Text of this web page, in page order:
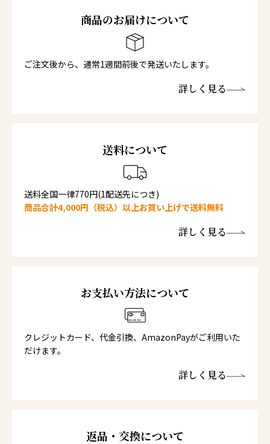
商品のお届けについて
ご注文後から、通常1週間前後で発送いたします。
詳しく見る
送料について
送料全国一律770円(1配送先につき)
商品合計4,000円（税込）以上お買い上げで送料無料
詳しく見る
お支払い方法について
クレジットカード、代金引換、AmazonPayがご利用いた
だけます。
詳しく見る
返品・交換について